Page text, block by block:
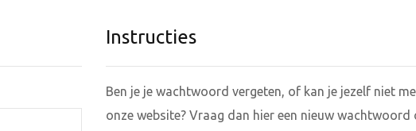
Instructies
Ben je je wachtwoord vergeten, of kan je jezelf niet
onze website? Vraag dan hier een nieuw wachtwoord